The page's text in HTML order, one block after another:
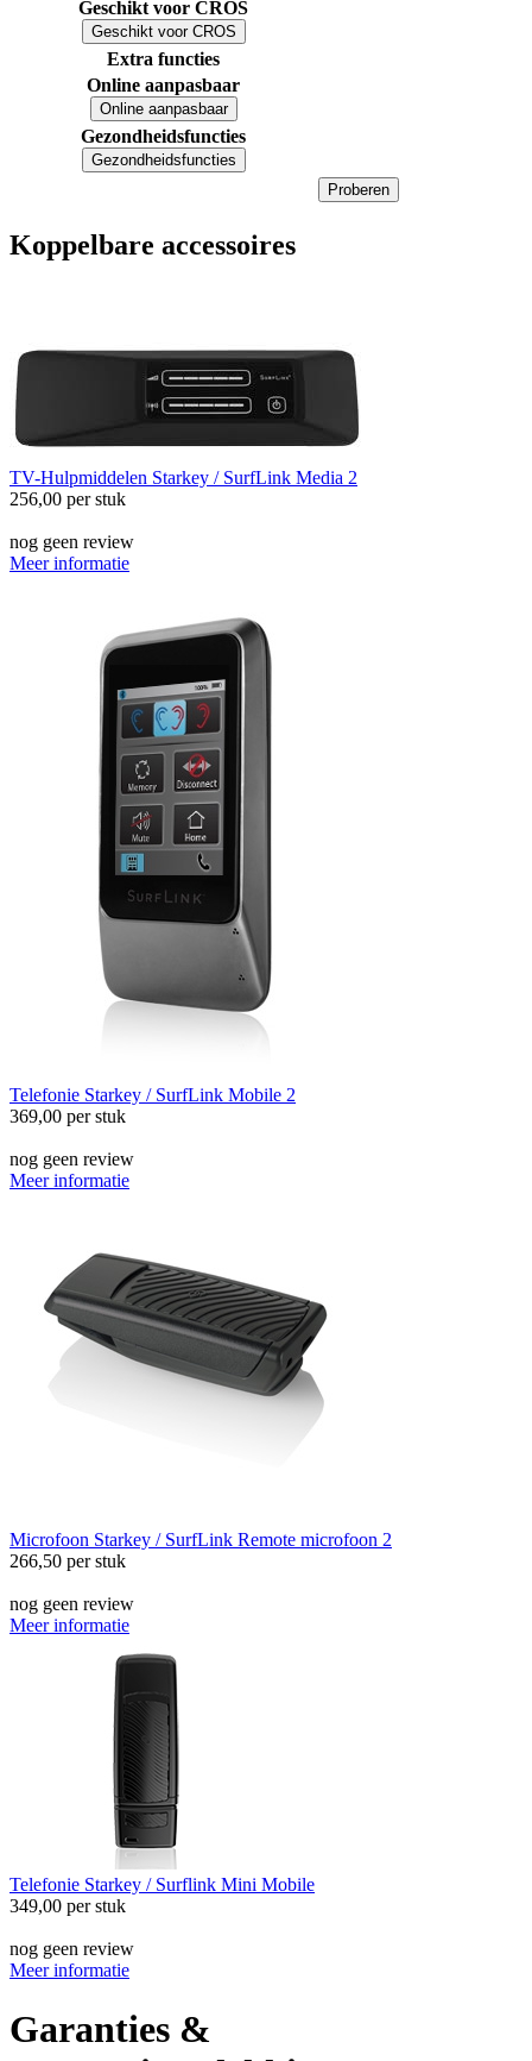
Geschikt voor CROS
Geschikt voor CROS
Extra functies
Online aanpasbaar
Online aanpasbaar
Gezondheidsfuncties
Gezondheidsfuncties
Proberen
Koppelbare accessoires
TV-Hulpmiddelen Starkey / SurfLink Media 2
256,00 per stuk
nog geen review
Meer informatie
Telefonie Starkey / SurfLink Mobile 2
369,00 per stuk
nog geen review
Meer informatie
Microfoon Starkey / SurfLink Remote microfoon 2
266,50 per stuk
nog geen review
Meer informatie
Telefonie Starkey / Surflink Mini Mobile
349,00 per stuk
nog geen review
Meer informatie
Garanties &